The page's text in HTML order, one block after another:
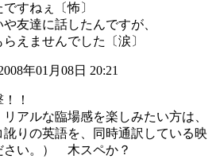
すねぇ〔怖〕
友達に話したんですが、
えませんでした〔涙〕
年01月08日 20:21
！
リアルな臨場感を楽しみたい方は、
りの英語を、同時通訳している映
さい。） 木スペか？